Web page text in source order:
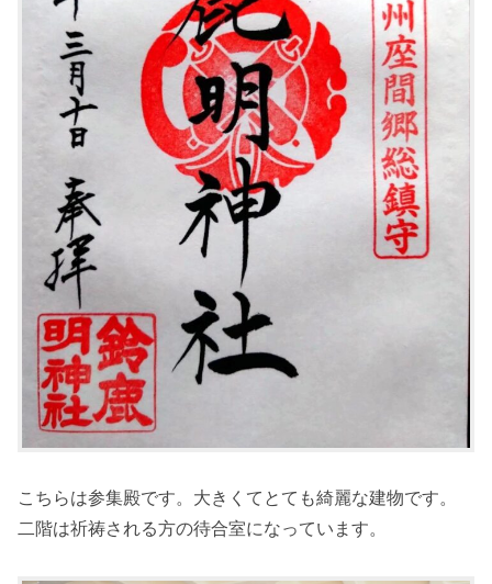
こちらは参集殿です。大きくてとても綺麗な建物です。
二階は祈祷される方の待合室になっています。